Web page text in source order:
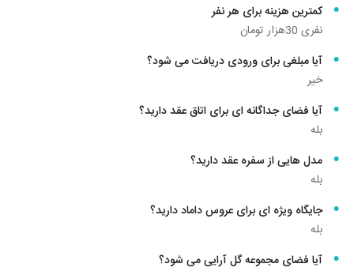
کمترین هزینه برای هر نفر
نفری 30هزار تومان
آیا مبلغی برای ورودی دریافت می شود؟
خیر
آیا فضای جداگانه ای برای اتاق عقد دارید؟
بله
مدل هایی از سفره عقد دارید؟
بله
جایگاه ویژه ای برای عروس داماد دارید؟
بله
آیا فضای مجموعه گل آرایی می شود؟